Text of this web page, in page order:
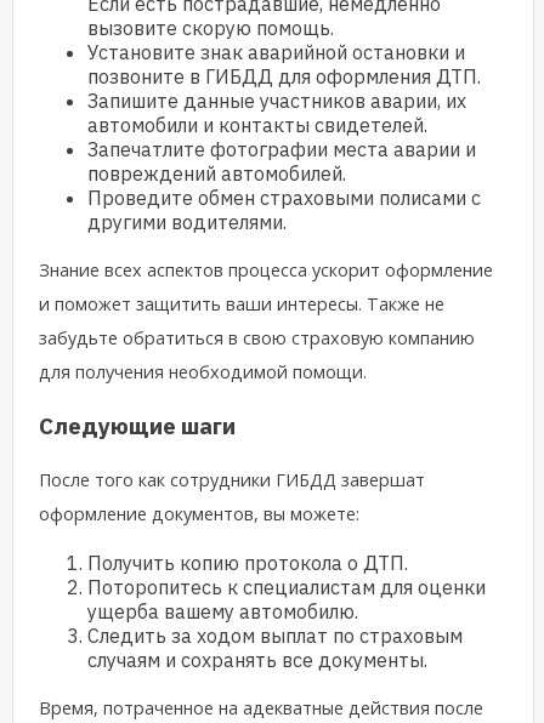
вызовите скорую помощь.
Установите знак аварийной остановки и
позвоните в ГИБДД для оформления ДТП.
Запишите данные участников аварии, их
автомобили и контакты свидетелей.
Запечатлите фотографии места аварии и
повреждений автомобилей.
Проведите обмен страховыми полисами с
другими водителями.
Знание всех аспектов процесса ускорит оформление
и поможет защитить ваши интересы. Также не
забудьте обратиться в свою страховую компанию
для получения необходимой помощи.
Следующие шаги
После того как сотрудники ГИБДД завершат
оформление документов, вы можете:
Получить копию протокола о ДТП.
Поторопитесь к специалистам для оценки
ущерба вашему автомобилю.
Следить за ходом выплат по страховым
случаям и сохранять все документы.
Время, потраченное на адекватные действия после